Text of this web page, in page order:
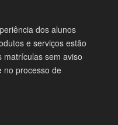
dos alunos
e serviços estão
matrículas sem aviso
no processo de